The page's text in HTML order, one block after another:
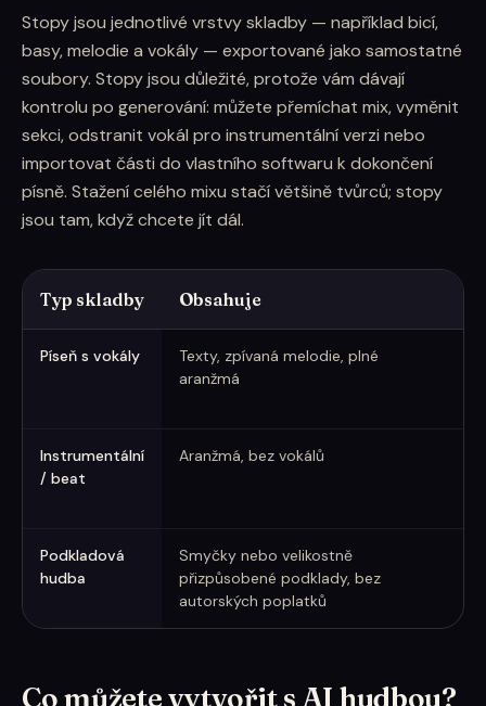
Stopy jsou jednotlivé vrstvy skladby — například bicí,
basy, melodie a vokály — exportované jako samostatné
soubory. Stopy jsou důležité, protože vám dávají
kontrolu po generování: můžete přemíchat mix, vyměnit
sekci, odstranit vokál pro instrumentální verzi nebo
importovat části do vlastního softwaru k dokončení
písně. Stažení celého mixu stačí většině tvůrců; stopy
jsou tam, když chcete jít dál.
Typ skladby Obsahuje
Píseň s vokály
Texty, zpívaná melodie, plné
aranžmá
Instrumentální
/ beat
Aranžmá, bez vokálů
Podkladová
hudba
Smyčky nebo velikostně
přizpůsobené podklady, bez
autorských poplatků
Co můžete vytvořit s AI hudbou?